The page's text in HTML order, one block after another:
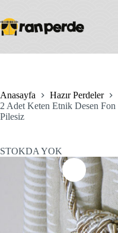
content
Anasayfa
Hazır Perdeler
2 Adet Keten Etnik Desen
Pilesiz
STOKDA YOK